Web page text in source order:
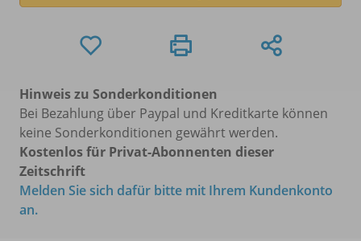
Hinweis zu Sonderkonditionen
Bei Bezahlung über Paypal und Kreditkarte können
keine Sonderkonditionen gewährt werden.
Kostenlos für Privat-Abonnenten dieser
Zeitschrift
Melden Sie sich dafür bitte mit Ihrem Kundenkonto
an.